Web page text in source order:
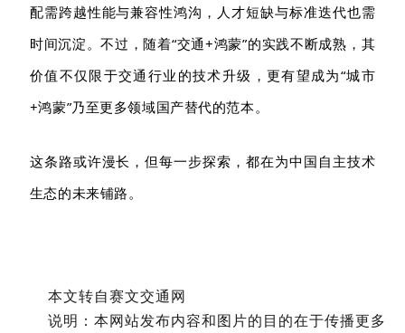
配需跨越性能与兼容性鸿沟，人才短缺与标准迭代也需
时间沉淀。不过，随着“交通+鸿蒙”的实践不断成熟，其
价值不仅限于交通行业的技术升级，更有望成为“城市
+鸿蒙”乃至更多领域国产替代的范本。
这条路或许漫长，但每一步探索，都在为中国自主技术
生态的未来铺路 。
本文转自赛文交通网
说明：本网站发布内容和图片的目的在于传播更多